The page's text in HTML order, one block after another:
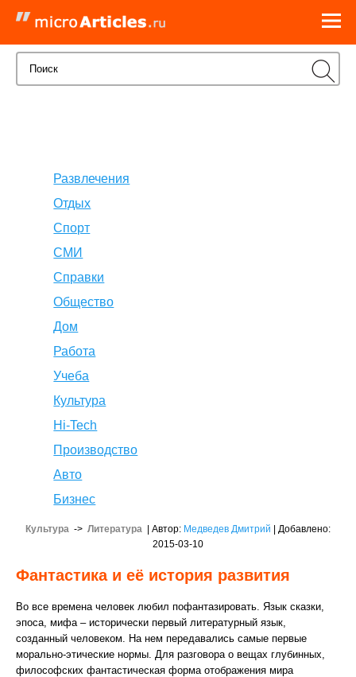
Развлечения
Отдых
Спорт
СМИ
Справки
Общество
Дом
Работа
Учеба
Культура
Hi-Tech
Производство
Авто
Бизнес
Культура -> Литература | Автор: Медведев Дмитрий | Добавлено:
2015-03-10
Фантастика и её история развития
Во все времена человек любил пофантазировать. Язык сказки,
эпоса, мифа – исторически первый литературный язык,
созданный человеком. На нем передавались самые первые
морально-этические нормы. Для разговора о вещах глубинных,
философских фантастическая форма отображения мира